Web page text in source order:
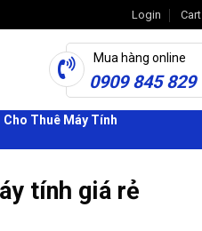
Login Cart
Mua hàng online
0909 845 829
Cho Thuê Máy Tính
tính giá rẻ